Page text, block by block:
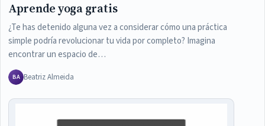
Aprende yoga gratis
¿Te has detenido alguna vez a considerar cómo una práctica
simple podría revolucionar tu vida por completo? Imagina
encontrar un espacio de…
BA Beatriz Almeida